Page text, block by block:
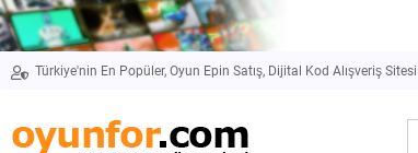
Türkiye'nin En Popüler, Oyun Epin Satış, Dijital Kod Alışveriş Sitesi